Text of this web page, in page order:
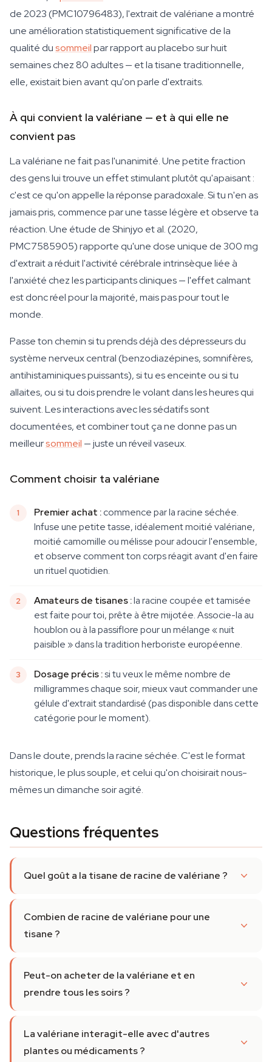
de 2023 (PMC10796483), l'extrait de valériane a montré
une amélioration statistiquement significative de la
qualité dusommeilpar rapport au placebo sur huit
semaines chez 80 adultes — et la tisane traditionnelle,
elle, existait bien avant qu'on parle d'extraits.
À qui convient la valériane — et à qui elle ne
convient pas
La valériane ne fait pas l'unanimité. Une petite fraction
des gens lui trouve un effet stimulant plutôt qu'apaisant :
c'est ce qu'on appelle la réponse paradoxale. Si tu n'en as
jamais pris, commence par une tasse légère et observe ta
réaction. Une étude de Shinjyo et al. (2020,
PMC7585905) rapporte qu'une dose unique de 300 mg
d'extrait a réduit l'activité cérébrale intrinsèque liée à
l'anxiété chez les participants cliniques — l'effet calmant
est donc réel pour la majorité, mais pas pour tout le
monde.
Passe ton chemin si tu prends déjà des dépresseurs du
système nerveux central (benzodiazépines, somnifères,
antihistaminiques puissants), si tu es enceinte ou si tu
allaites, ou si tu dois prendre le volant dans les heures qui
suivent. Les interactions avec les sédatifs sont
documentées, et combiner tout ça ne donne pas un
meilleursommeil — juste un réveil vaseux.
Comment choisir ta valériane
Premier achat :commence par la racine séchée.
Infuse une petite tasse, idéalement moitié valériane,
moitié camomille ou mélisse pour adoucir l'ensemble,
et observe comment ton corps réagit avant d'en faire
un rituel quotidien.
Amateurs de tisanes :la racine coupée et tamisée
est faite pour toi, prête à être mijotée. Associe-la au
houblon ou à la passiflore pour un mélange « nuit
paisible » dans la tradition herboriste européenne.
Dosage précis :si tu veux le même nombre de
milligrammes chaque soir, mieux vaut commander une
gélule d'extrait standardisé (pas disponible dans cette
catégorie pour le moment).
Dans le doute, prends la racine séchée. C'est le format
historique, le plus souple, et celui qu'on choisirait nous-
mêmes un dimanche soir agité.
Questions fréquentes
Quel goût a la tisane de racine de valériane ?
Combien de racine de valériane pour une
tisane ?
Peut-on acheter de la valériane et en
prendre tous les soirs ?
La valériane interagit-elle avec d'autres
plantes ou médicaments ?